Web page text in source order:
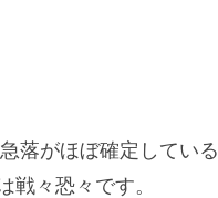
落がほぼ確定している
戦々恐々です。